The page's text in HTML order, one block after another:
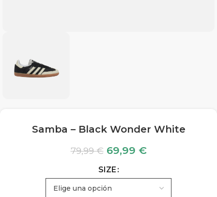
Samba – Black Wonder White
79,99€ 69,99 €
SIZE